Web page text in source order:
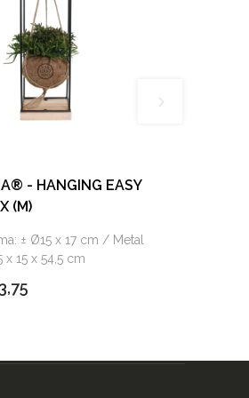
- HANGING EASY
(M)
± Ø15 x 17 cm / Metal
x 15 x 54,5 cm